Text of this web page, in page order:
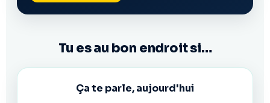
Tu es au bon endroit si…
Ça te parle, aujourd'hui